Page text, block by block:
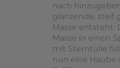
nach
glänzende, steif
Masse entsteht.
Masse in einen
mit Sterntülle
nun eine Haube